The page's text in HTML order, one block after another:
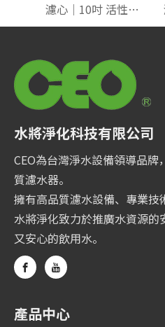
濾心｜10吋 活性碳 CTO 共3款
水將淨化科技有限公司
CEO為台灣淨水設備領導品
質濾水器。
擁有高品質濾水設備、專業技
水將淨化致力於推廣水資源
又安心的飲用水。
產品中心